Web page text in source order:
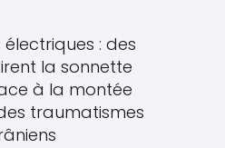
: des
la sonnette
à la montée
traumatismes